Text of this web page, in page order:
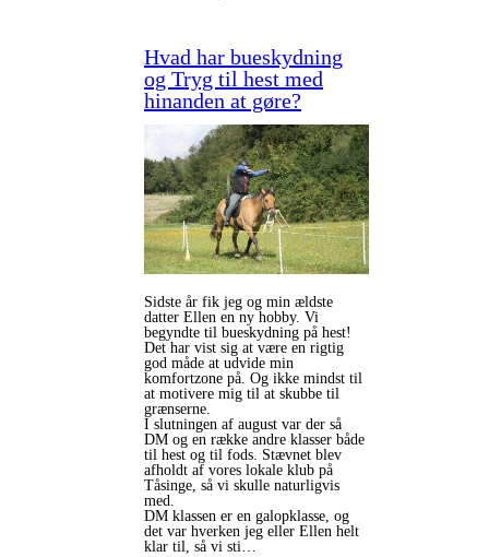
Hvad har bueskydning
og Tryg til hest med
hinanden at gøre?
Sidste år fik jeg og min ældste
datter Ellen en ny hobby. Vi
begyndte til bueskydning på hest!
Det har vist sig at være en rigtig
god måde at udvide min
komfortzone på. Og ikke mindst til
at motivere mig til at skubbe til
grænserne.
I slutningen af august var der så
DM og en række andre klasser både
til hest og til fods. Stævnet blev
afholdt af vores lokale klub på
Tåsinge, så vi skulle naturligvis
med.
DM klassen er en galopklasse, og
det var hverken jeg eller Ellen helt
klar til, så vi sti…